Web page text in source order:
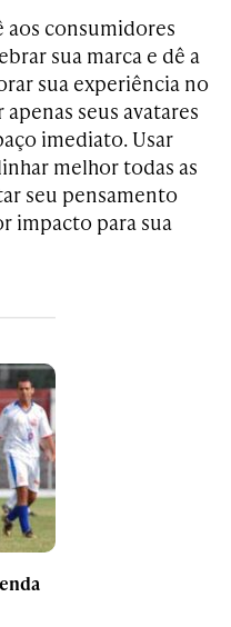
aos consumidores
sua marca e dê a
sua experiência no
seus avatares
imediato. Usar
melhor todas as
seu pensamento
impacto para sua